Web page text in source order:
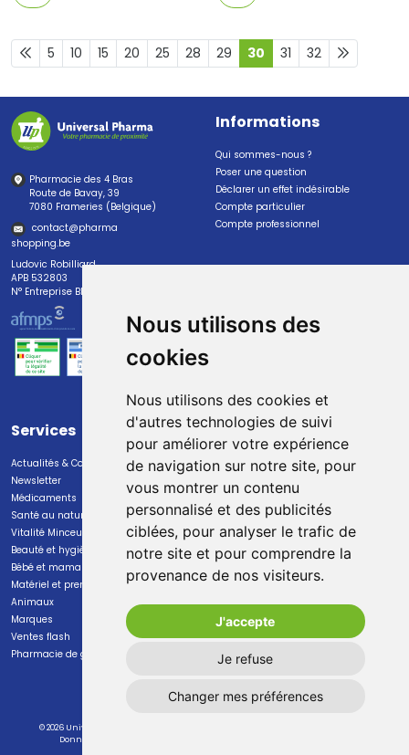
Nous utilisons des
cookies
Nous utilisons des cookies et
d'autres technologies de suivi
pour améliorer votre expérience
de navigation sur notre site, pour
vous montrer un contenu
personnalisé et des publicités
ciblées, pour analyser le trafic de
notre site et pour comprendre la
provenance de nos visiteurs.
J'accepte
Je refuse
Changer mes préférences
5 10 15 20 25 28 29 30 31 32
Pharmacie des 4 Bras
Route de Bavay, 39
7080 Frameries (Belgique)
contact@pharma
shopping.be
Ludovic Robilliard
APB 532803
N° Entreprise BE0447.382.113
Informations
Qui sommes-nous ?
Poser une question
Déclarer un effet indésirable
Compte particulier
Compte professionnel
Services
Actualités & Conseils
Newsletter
Médicaments
Santé au naturel
Vitalité Minceur Nutrition
Beauté et hygiène
Bébé et maman
Matériel et premiers soins
Animaux
Marques
Ventes flash
Pharmacie de garde
Paiement
Paiement sécurisé
Livraison
Livraison dans un Point Relais
© 2026 Universal Pharma S.A.
Données personnelles